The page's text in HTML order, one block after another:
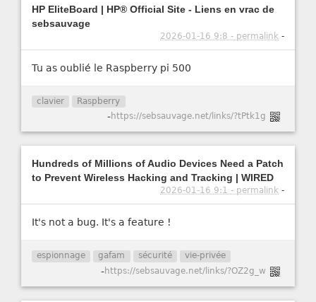
HP EliteBoard | HP® Official Site - Liens en vrac de
sebsauvage
2026-01-16 9:8 - permalink -
Tu as oublié le Raspberry pi 500
clavier Raspberry
-https://sebsauvage.net/links/?tPtk1g
Hundreds of Millions of Audio Devices Need a Patch
to Prevent Wireless Hacking and Tracking | WIRED
2026-01-16 9:1 - permalink -
It's not a bug. It's a feature !
espionnage gafam sécurité vie-privée
-https://sebsauvage.net/links/?OZ2g_w